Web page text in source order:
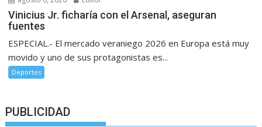
Vinicius Jr. ficharía con el Arsenal, aseguran
fuentes
ESPECIAL.- El mercado veraniego 2026 en Europa está muy
movido y uno de sus protagonistas es...
Deportes
PUBLICIDAD